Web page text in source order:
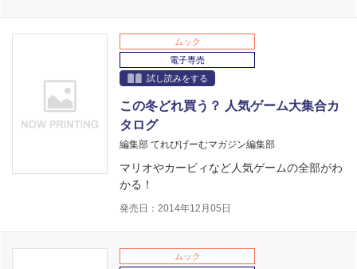
ムック
電子専売
試し読みをする
この冬どれ買う？ 人気ゲーム大集合カ
タログ
編集部 てれびげーむマガジン編集部
マリオやカービィなど人気ゲームの全部がわ
かる！
発売日：2014年12月05日
ムック